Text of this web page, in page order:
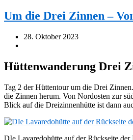
Um die Drei Zinnen –
28. Oktober 2023
Hüttenwanderung Drei
Tag 2 der Hüttentour um die Drei
die Zinnen herum. Von Nordosten zur
Blick auf die Dreizinnenhütte ist dann
DIe Lavaredohütte auf der Rückseite